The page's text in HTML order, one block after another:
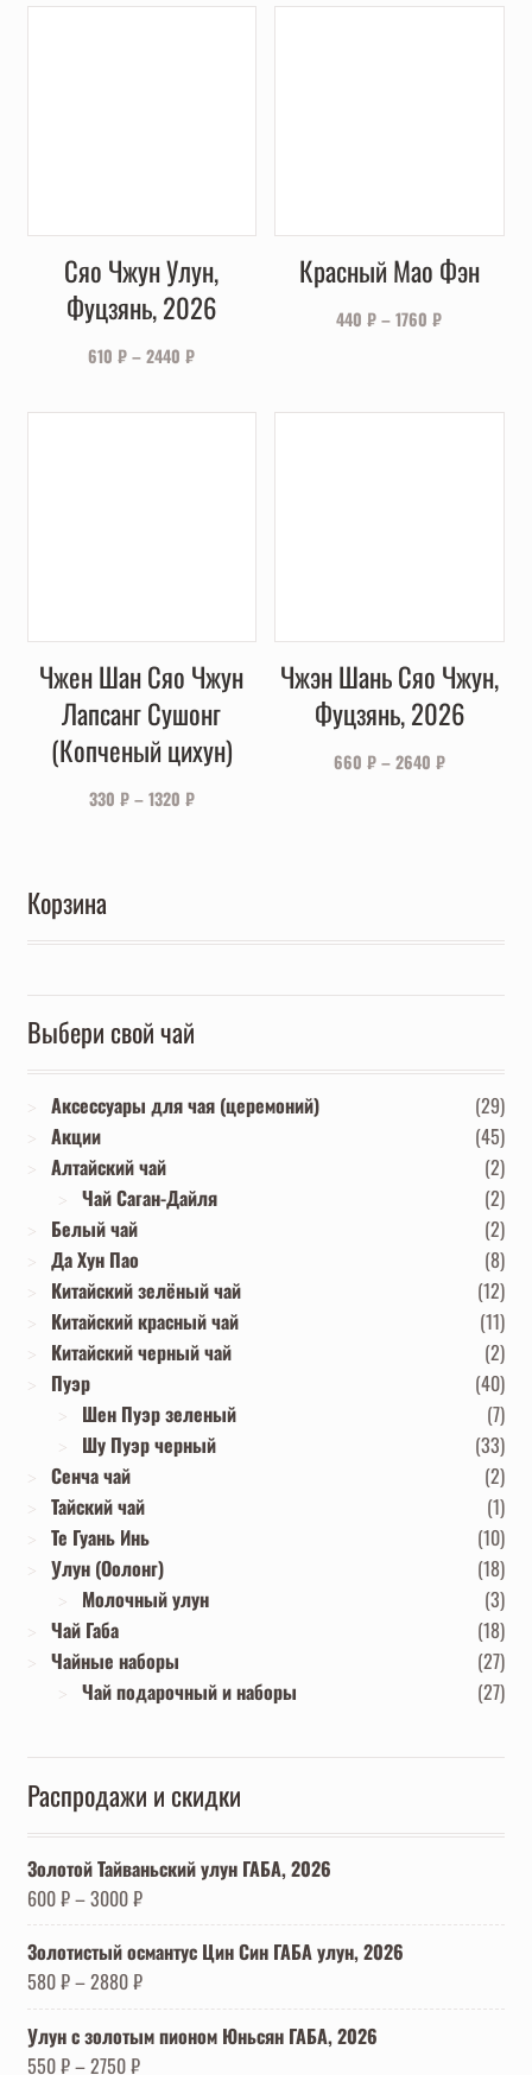
Сяо Чжун Улун,
Фуцзянь, 2026
610₽–2440₽
Красный Мао Фэн
440₽–1760₽
Чжен Шан Сяо Чжун
Лапсанг Сушонг
(Копченый цихун)
330 ₽–1320 ₽
Чжэн Шань Сяо Чжун,
Фуцзянь, 2026
660 ₽–2640 ₽
Корзина
Выбери свой чай
Аксессуары для чая (церемоний)
(29)
Акции
(45)
Алтайский чай
(2)
Чай Саган-Дайля
(2)
Белый чай
(2)
Да Хун Пао
(8)
Китайский зелёный чай
(12)
Китайский красный чай
(11)
Китайский черный чай
(2)
Пуэр
(40)
Шен Пуэр зеленый
(7)
Шу Пуэр черный
(33)
Сенча чай
(2)
Тайский чай
(1)
Те Гуань Инь
(10)
Улун (Оолонг)
(18)
Молочный улун
(3)
Чай Габа
(18)
Чайные наборы
(27)
Чай подарочный и наборы
(27)
Распродажи и скидки
Золотой Тайваньский улун ГАБА, 2026
600₽–3000₽
Золотистый османтус Цин Син ГАБА улун, 2026
580₽–2880₽
Улун с золотым пионом Юньсян ГАБА, 2026
550₽–2750₽